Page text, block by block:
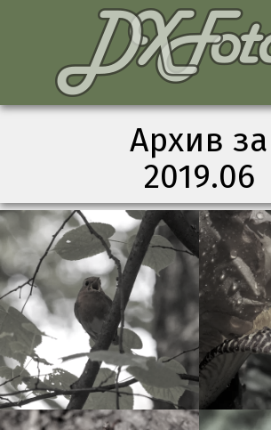
Архив за
2019.06